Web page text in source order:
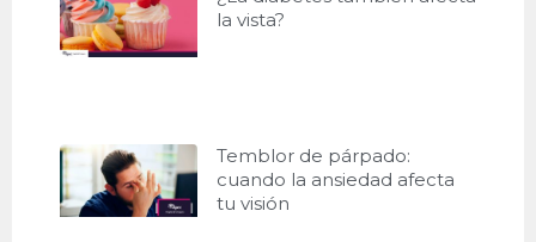
la vista?
Temblor de párpado:
cuando la ansiedad afecta
tu visión